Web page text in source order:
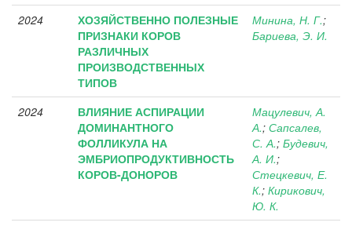
2024
ХОЗЯЙСТВЕННО ПОЛЕЗНЫЕ
ПРИЗНАКИ КОРОВ
РАЗЛИЧНЫХ
ПРОИЗВОДСТВЕННЫХ
ТИПОВ
Минина, Н. Г.;
Бариева, Э. И.
2024
ВЛИЯНИЕ АСПИРАЦИИ
ДОМИНАНТНОГО
ФОЛЛИКУЛА НА
ЭМБРИОПРОДУКТИВНОСТЬ
КОРОВ-ДОНОРОВ
Мацулевич, А.
А.; Сапсалев,
С. А.; Будевич,
А. И.;
Стецкевич, Е.
К.; Кирикович,
Ю. К.